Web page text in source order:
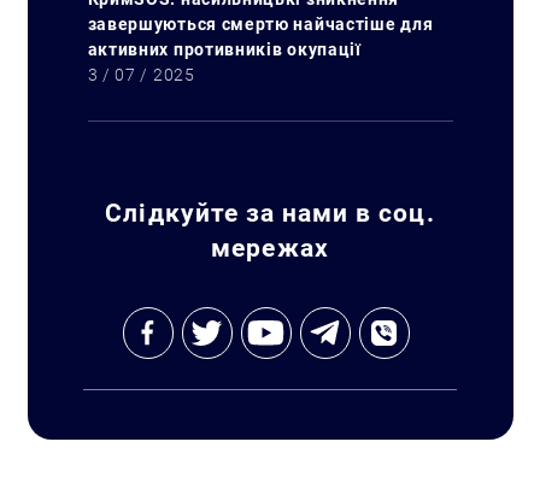
Искать:
завершуються смертю найчастіше для
активних противників окупації
3 / 07 / 2025
Слідкуйте за нами в соц.
мережах